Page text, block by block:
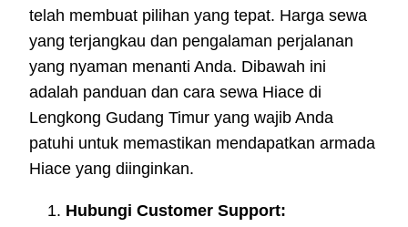
telah membuat pilihan yang tepat. Harga sewa
yang terjangkau dan pengalaman perjalanan
yang nyaman menanti Anda. Dibawah ini
adalah panduan dan cara sewa Hiace di
Lengkong Gudang Timur yang wajib Anda
patuhi untuk memastikan mendapatkan armada
Hiace yang diinginkan.
Hubungi Customer Support: